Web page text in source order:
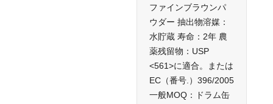
ファインブラウンパ
ウダー 抽出物溶媒：
水貯蔵 寿命：2年 農
薬残留物：USP
<561>に適合。または
EC（番号.）396/2005
一般MOQ：ドラム缶